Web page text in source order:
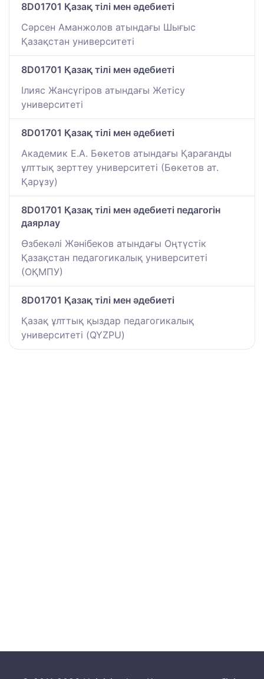
8D01701 Қазақ тілі мен әдебиеті
Сәрсен Аманжолов атындағы Шығыс
Қазақстан университеті
8D01701 Қазақ тілі мен әдебиеті
Ілияс Жансүгіров атындағы Жетісу
университеті
8D01701 Қазақ тілі мен әдебиеті
Академик Е.А. Бөкетов атындағы Қарағанды
ұлттық зерттеу университеті (Бөкетов ат.
Қарұзу)
8D01701 Қазақ тілі мен әдебиеті педагогін
даярлау
Өзбекәлі Жәнібеков атындағы Оңтүстік
Қазақстан педагогикалық университеті
(ОҚМПУ)
8D01701 Қазақ тілі мен әдебиеті
Қазақ ұлттық қыздар педагогикалық
университеті (QYZPU)